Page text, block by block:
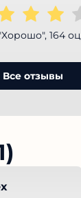
164
Все отзывы